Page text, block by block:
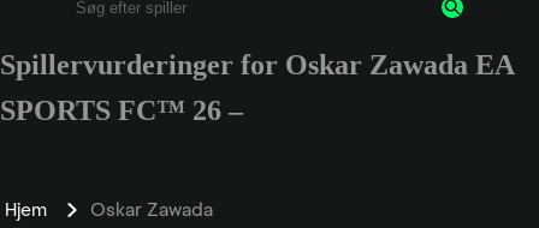
Enter a minimum of 3 characters or numbers
Spillervurderinger for Oskar Zawada EA
SPORTS FC™ 26 –
Hjem Oskar Zawada